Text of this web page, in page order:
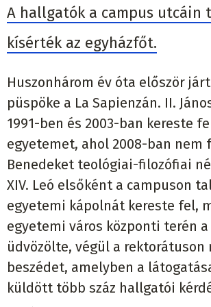
A hallgatók a campus utcáin
kísérték az egyházfőt.
Huszonhárom év óta először
püspöke a La Sapienzán. II.
1991-ben és 2003-ban kereste
egyetemet, ahol 2008-ban nem
Benedeket teológiai-filozófiai
XIV. Leó elsőként a campuson
egyetemi kápolnát kereste fel,
egyetemi város központi terén
üdvözölte, végül a
beszédet, amelyben a
küldött több száz hallgatói